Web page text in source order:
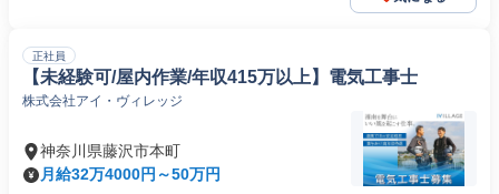
正社員
【未経験可/屋内作業/年収415万以上】電気工事士
株式会社アイ・ヴィレッジ
神奈川県藤沢市本町
月給32万4000円～50万円